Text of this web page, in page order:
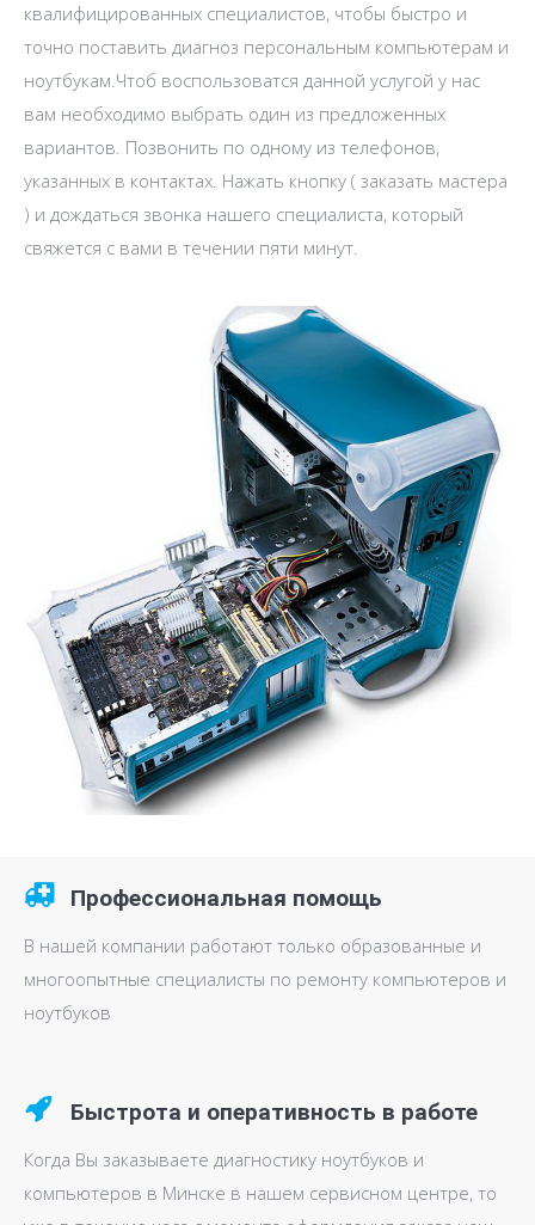
квалифицированных специалистов, чтобы быстро и
точно поставить диагноз персональным компьютерам и
ноутбукам.Чтоб воспользоватся данной услугой у нас
вам необходимо выбрать один из предложенных
вариантов. Позвонить по одному из телефонов,
указанных в контактах. Нажать кнопку ( заказать мастера
) и дождаться звонка нашего специалиста, который
свяжется с вами в течении пяти минут.
Профессиональная помощь
В нашей компании работают только образованные и
многоопытные специалисты по ремонту компьютеров и
ноутбуков
Быстрота и оперативность в работе
Когда Вы заказываете диагностику ноутбуков и
компьютеров в Минске в нашем сервисном центре, то